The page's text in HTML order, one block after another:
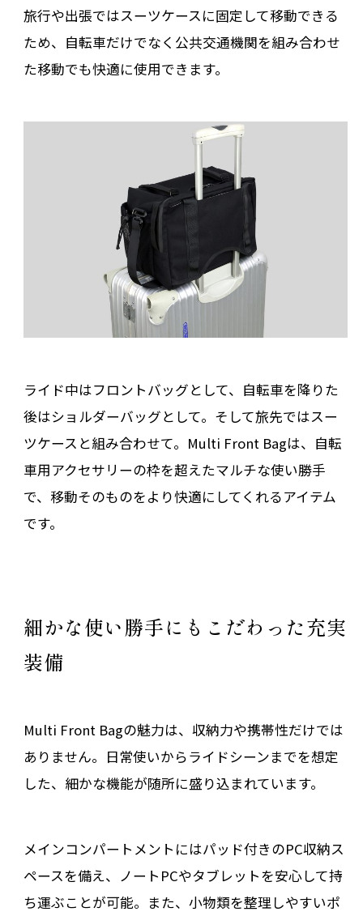
旅行や出張ではスーツケースに固定して移動できる
ため、自転車だけでなく公共交通機関を組み合わせ
た移動でも快適に使用できます。
ライド中はフロントバッグとして、自転車を降りた
後はショルダーバッグとして。そして旅先ではスー
ツケースと組み合わせて。Multi Front Bagは、自転
車用アクセサリーの枠を超えたマルチな使い勝手
で、移動そのものをより快適にしてくれるアイテム
です。
細かな使い勝手にもこだわった充実
装備
Multi Front Bagの魅力は、収納力や携帯性だけでは
ありません。日常使いからライドシーンまでを想定
した、細かな機能が随所に盛り込まれています。
メインコンパートメントにはパッド付きのPC収納ス
ペースを備え、ノートPCやタブレットを安心して持
ち運ぶことが可能。また、小物類を整理しやすいポ